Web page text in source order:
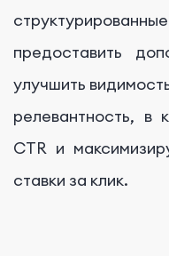
предоставить
улучшить
релевантность, в
CTR и
ставки за клик.